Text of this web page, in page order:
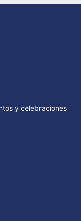
y celebraciones